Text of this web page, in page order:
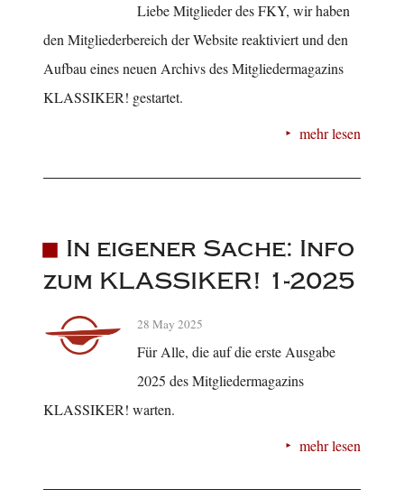
Liebe Mitglieder des FKY, wir haben
den Mitgliederbereich der Website reaktiviert und den
Aufbau eines neuen Archivs des Mitgliedermagazins
KLASSIKER! gestartet.
mehr lesen
In eigener Sache: Info
zum KLASSIKER! 1-2025
28 May 2025
Für Alle, die auf die erste Ausgabe
2025 des Mitgliedermagazins
KLASSIKER! warten.
mehr lesen